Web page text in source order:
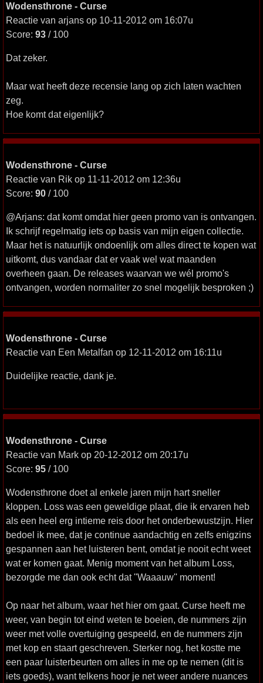
Wodensthrone - Curse
Reactie van arjans op 10-11-2012 om 16:07u
Score: 93 / 100
Dat zeker.
Maar wat heeft deze recensie lang op zich laten wachten
zeg.
Hoe komt dat eigenlijk?
Wodensthrone - Curse
Reactie van Rik op 11-11-2012 om 12:36u
Score: 90 / 100
@Arjans: dat komt omdat hier geen promo van is ontvangen.
Ik schrijf regelmatig iets op basis van mijn eigen collectie.
Maar het is natuurlijk ondoenlijk om alles direct te kopen wat
uitkomt, dus vandaar dat er vaak wel wat maanden
overheen gaan. De releases waarvan we wél promo's
ontvangen, worden normaliter zo snel mogelijk besproken ;)
Wodensthrone - Curse
Reactie van Een Metalfan op 12-11-2012 om 16:11u
Duidelijke reactie, dank je.
Wodensthrone - Curse
Reactie van Mark op 20-12-2012 om 20:17u
Score: 95 / 100
Wodensthrone doet al enkele jaren mijn hart sneller
kloppen. Loss was een geweldige plaat, die ik ervaren heb
als een heel erg intieme reis door het onderbewustzijn. Hier
bedoel ik mee, dat je continue aandachtig en zelfs enigzins
gespannen aan het luisteren bent, omdat je nooit echt weet
wat er komen gaat. Menig moment van het album Loss,
bezorgde me dan ook echt dat ''Waaauw'' moment!
Op naar het album, waar het hier om gaat. Curse heeft me
weer, van begin tot eind weten te boeien, de nummers zijn
weer met volle overtuiging gespeeld, en de nummers zijn
met kop en staart geschreven. Sterker nog, het kostte me
een paar luisterbeurten om alles in me op te nemen (dit is
iets goeds), want telkens hoor je net weer andere nuances